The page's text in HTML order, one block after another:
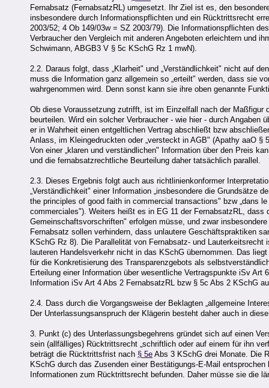
Fernabsatz (FernabsatzRL) umgesetzt. Ihr Ziel ist es, den
insbesondere durch Informationspflichten und ein Rücktrittsrecht
2003/52; 4 Ob 149/03w = SZ 2003/79). Die Informationspflichten
Verbraucher den Vergleich mit anderen Angeboten erleichtern und
Schwimann, ABGB3 V § 5c KSchG Rz 1 mwN).
2.2. Daraus folgt, dass „Klarheit" und „Verständlichkeit" nicht auf
muss die Information ganz allgemein so „erteilt" werden, dass sie
wahrgenommen wird. Denn sonst kann sie ihre oben genannte
Ob diese Voraussetzung zutrifft, ist im Einzelfall nach der Maßfigur
beurteilen. Wird ein solcher Verbraucher - wie hier - durch
er in Wahrheit einen entgeltlichen Vertrag abschließt bzw
Anlass, im Kleingedruckten oder „versteckt in AGB" (Apathy aaO
Von einer „klaren und verständlichen" Information über den Preis
und die fernabsatzrechtliche Beurteilung daher tatsächlich parallel.
2.3. Dieses Ergebnis folgt auch aus richtlinienkonformer
„Verständlichkeit" einer Information „insbesondere die Grundsätze
the principles of good faith in commercial transactions" bzw „dans
commerciales"). Weiters heißt es in EG 11 der FernabsatzRL, dass
Gemeinschaftsvorschriften" erfolgen müsse, und zwar
Fernabsatz sollen verhindern, dass unlautere Geschäftspraktiken
KSchG Rz 8). Die Parallelität von Fernabsatz- und
lauteren Handelsverkehr nicht in das KSchG übernommen. Das
für die Konkretisierung des Transparenzgebots als
Erteilung einer Information über wesentliche Vertragspunkte iSv Art
Information iSv Art 4 Abs 2 FernabsatzRL bzw § 5c Abs 2 KSchG
2.4. Dass durch die Vorgangsweise der Beklagten „allgemeine
Der Unterlassungsanspruch der Klägerin besteht daher auch in
3. Punkt (c) des Unterlassungsbegehrens gründet sich auf einen
sein (allfälliges) Rücktrittsrecht „schriftlich oder auf einem für ihn
beträgt die Rücktrittsfrist nach § 5e Abs 3 KSchG drei Monate. Die
KSchG durch das Zusenden einer Bestätigungs-E-Mail
Informationen zum Rücktrittsrecht befunden. Daher müsse sie die